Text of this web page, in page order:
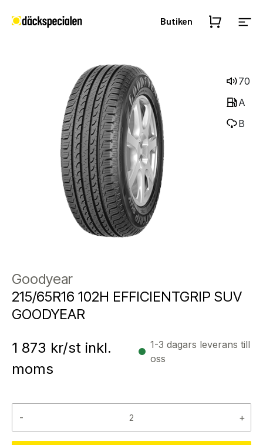
Butiken
70
A
B
Goodyear
215/65R16 102H EFFICIENTGRIP SUV
GOODYEAR
1 873 kr/st inkl.
moms
1-3 dagars leverans till
oss
- +